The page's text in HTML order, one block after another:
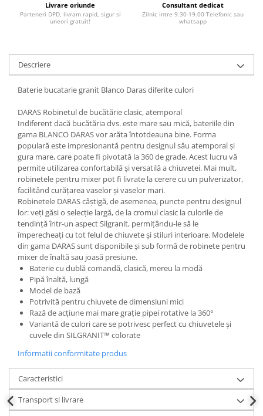
Livrare oriunde
Parteneri DPD, livram rapid, sigur si
uneori gratuit!
Consultant dedicat
Zilnic intre 9.30-19.00 Telefonic sau
whatsapp
Descriere
Baterie bucatarie granit Blanco Daras diferite culori
DARAS Robinetul de bucătărie clasic, atemporal
Indiferent dacă bucătăria dvs. este mare sau mică, bateriile din
gama BLANCO DARAS vor arăta întotdeauna bine. Forma
populară este impresionantă pentru designul său atemporal și
gura mare, care poate fi pivotată la 360 de grade. Acest lucru vă
permite utilizarea confortabilă și versatilă a chiuvetei. Mai mult,
robinetele pentru mixer pot fi livrate la cerere cu un pulverizator,
facilitând curățarea vaselor și vaselor mari.
Robinetele DARAS câștigă, de asemenea, puncte pentru designul
lor: veți găsi o selecție largă, de la cromul clasic la culorile de
tendință într-un aspect Silgranit, permițându-le să le
împerecheați cu tot felul de chiuvete și stiluri interioare. Modelele
din gama DARAS sunt disponibile și sub formă de robinete pentru
mixer de înaltă sau joasă presiune.
Baterie cu dublă comandă, clasică, mereu la modă
Pipă înaltă, lungă
Model de bază
Potrivită pentru chiuvete de dimensiuni mici
Rază de acțiune mai mare grație pipei rotative la 360°
Variantă de culori care se potrivesc perfect cu chiuvetele și
cuvele din SILGRANIT™ colorate
Informatii conformitate produs
Caracteristici
Transport si livrare